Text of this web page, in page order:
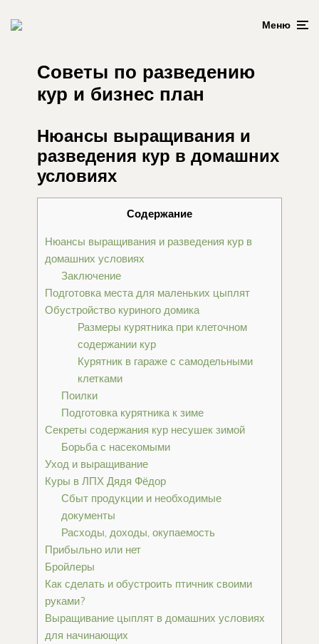
Меню
Советы по разведению
кур и бизнес план
Нюансы выращивания и
разведения кур в домашних
условиях
Содержание
Нюансы выращивания и разведения кур в
домашних условиях
Заключение
Подготовка места для маленьких цыплят
Обустройство куриного домика
Размеры курятника при клеточном
содержании кур
Курятник в гараже с самодельными
клетками
Поилки
Подготовка курятника к зиме
Секреты содержания кур несушек зимой
Борьба с насекомыми
Уход и выращивание
Куры в ЛПХ Дядя Фёдор
Сбыт продукции и необходимые
документы
Расходы, доходы, окупаемость
Прибыльно или нет
Бройлеры
Как сделать и обустроить птичник своими
руками?
Выращивание цыплят в домашних условиях
для начинающих